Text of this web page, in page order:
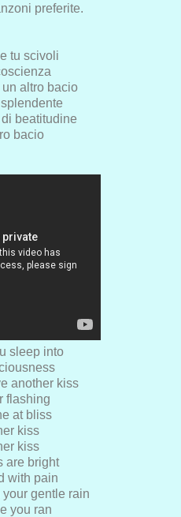
preferite.
tu scivoli
altro bacio
beatitudine
bacio
sleep into
another kiss
flashing
at bliss
kiss
kiss
are bright
with pain
gentle rain
you ran